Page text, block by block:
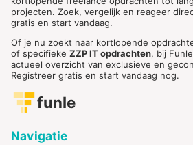
projecten. Zoek, vergelijk en reageer
gratis en start vandaag.
Of je nu zoekt naar kortlopende
of specifieke ZZP IT opdrachten, bij
actueel overzicht van exclusieve en
Registreer gratis en start vandaag nog.
funle
Navigatie